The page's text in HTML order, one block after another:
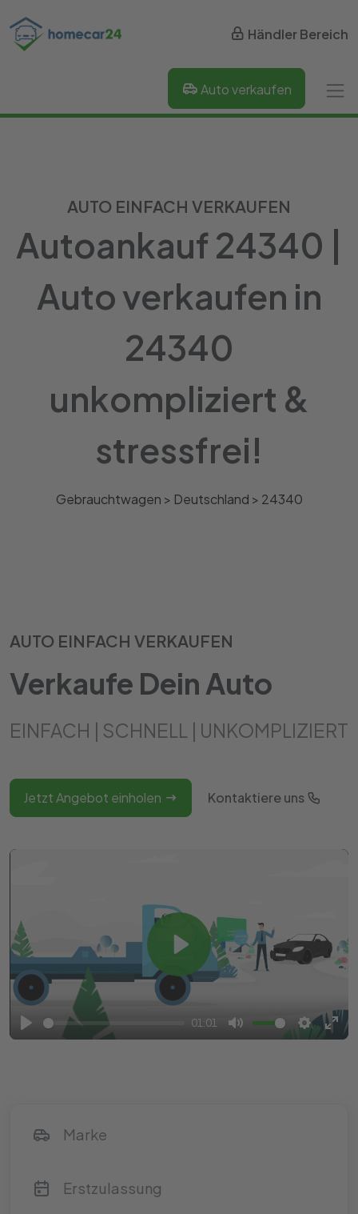
Händler Bereich
Auto verkaufen
AUTO EINFACH VERKAUFEN
Autoankauf 24340 |
Auto verkaufen in
24340
unkompliziert &
stressfrei!
Gebrauchtwagen > Deutschland > 24340
AUTO EINFACH VERKAUFEN
Verkaufe Dein Auto
EINFACH | SCHNELL | UNKOMPLIZIERT
Jetzt Angebot einholen Kontaktiere uns
Play
01:01
Mute Settings
Play